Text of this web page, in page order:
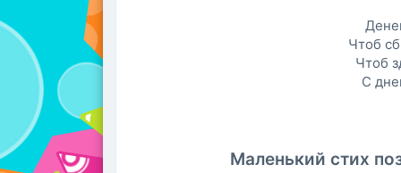
Чтоб
Чтоб
С
Маленький стих